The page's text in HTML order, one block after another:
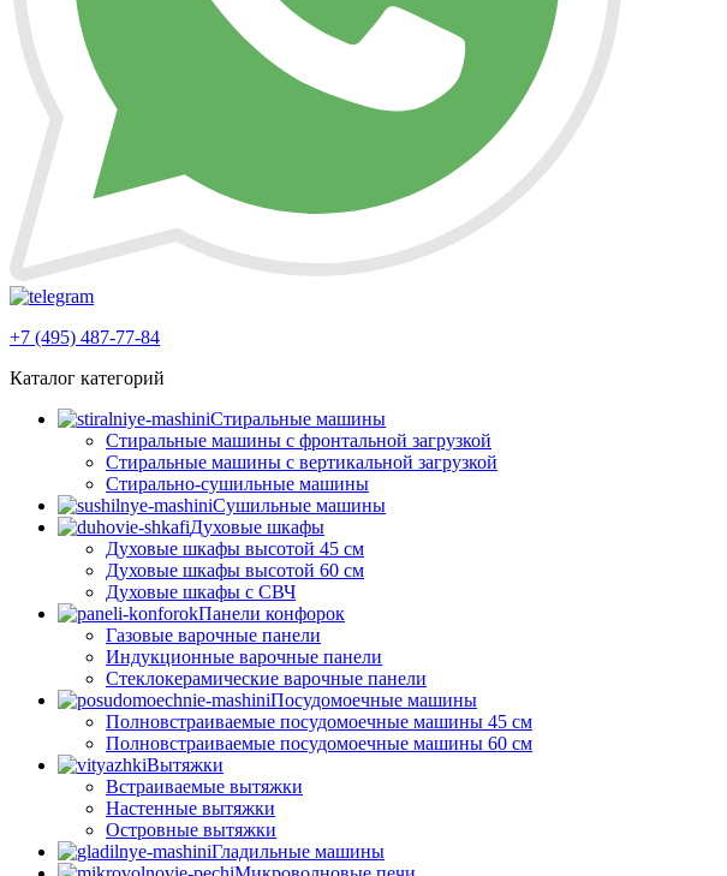
+7 (495) 487-77-84
Каталог категорий
Стиральные машины
Стиральные машины с фронтальной загрузкой
Стиральные машины с вертикальной загрузкой
Стирально-сушильные машины
Сушильные машины
Духовые шкафы
Духовые шкафы высотой 45 см
Духовые шкафы высотой 60 см
Духовые шкафы с СВЧ
Панели конфорок
Газовые варочные панели
Индукционные варочные панели
Стеклокерамические варочные панели
Посудомоечные машины
Полновстраиваемые посудомоечные машины 45 см
Полновстраиваемые посудомоечные машины 60 см
Вытяжки
Встраиваемые вытяжки
Настенные вытяжки
Островные вытяжки
Гладильные машины